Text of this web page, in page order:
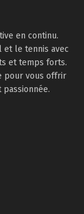
en continu.
le tennis avec
et temps forts.
pour vous offrir